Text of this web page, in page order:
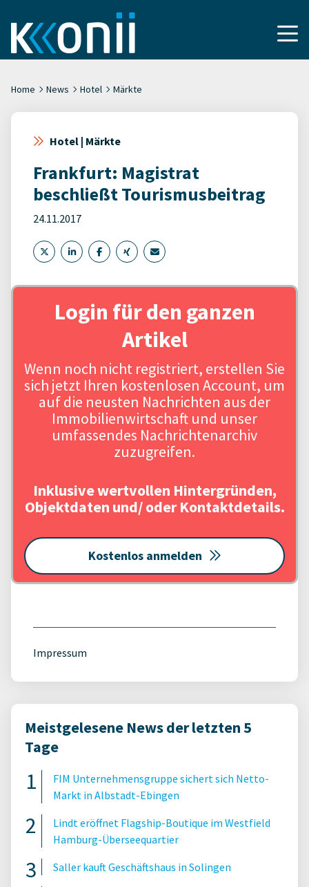
Home News Hotel Märkte
Hotel | Märkte
Frankfurt: Magistrat
beschließt Tourismusbeitrag
24.11.2017
Login für den ganzen
Artikel
Wenn noch nicht registriert, erstellen Sie
sich jetzt Ihren kostenlosen Account, um
auf die neusten Nachrichten aus der
Immobilienwirtschaft und unser
umfassendes Nachrichtenarchiv
zuzugreifen.
Inklusive wertvollen Hintergründen,
Objektdaten und/ oder Kontaktdetails.
Kostenlos anmelden
Impressum
Meistgelesene News der letzten 5
Tage
FIM Unternehmensgruppe sichert sich Netto-
Markt in Albstadt-Ebingen
Lindt eröffnet Flagship-Boutique im Westfield
Hamburg-Überseequartier
Saller kauft Geschäftshaus in Solingen